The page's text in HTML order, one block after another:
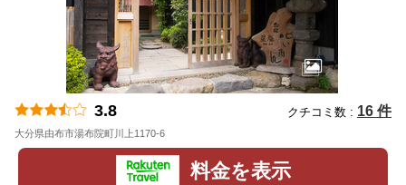
3.8 クチコミ数 : 16 件
大分県由布市湯布院町川上1170-6
料金を表示